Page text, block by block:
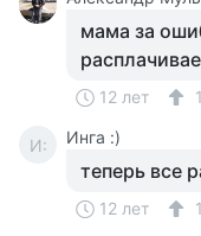
мама за
12 лет 1
И: Инга :)
теперь все
12 лет
1